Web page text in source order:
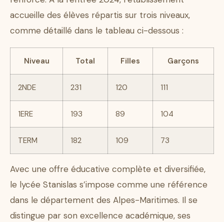
accueille des élèves répartis sur trois niveaux,
comme détaillé dans le tableau ci-dessous :
Niveau Total Filles Garçons
2NDE 231 120 111
1ERE 193 89 104
TERM 182 109 73
Avec une offre éducative complète et diversifiée,
le lycée Stanislas s’impose comme une référence
dans le département des Alpes-Maritimes. Il se
distingue par son excellence académique, ses